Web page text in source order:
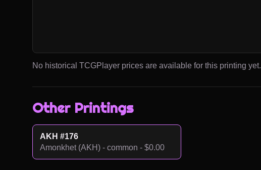
No historical TCGPlayer prices are available for this printing yet.
Other Printings
AKH #176
Amonkhet (AKH) - common - $0.00